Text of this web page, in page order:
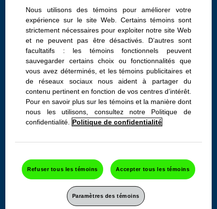
TUMS Ultra-fort Fruits
assortis, flacon de 72
Le double du pouvoir de
neutralisation de l’acidité d’un
TUMS Ordinaire, en plus d’une
Renseignements sur le produit
Nous utilisons des témoins pour améliorer votre
expérience sur le site Web. Certains témoins sont
strictement nécessaires pour exploiter notre site Web
et ne peuvent pas être désactivés. D’autres sont
facultatifs : les témoins fonctionnels peuvent
sauvegarder certains choix ou fonctionnalités que
vous avez déterminés, et les témoins publicitaires et
de réseaux sociaux nous aident à partager du
contenu pertinent en fonction de vos centres d’intérêt.
Pour en savoir plus sur les témoins et la manière dont
nous les utilisons, consultez notre Politique de
confidentialité.
Politique de confidentialité
Refuser tous les témoins Accepter tous les témoins
Paramètres des témoins